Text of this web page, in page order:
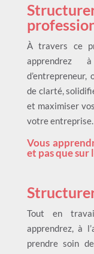
À travers ce
apprendrez
de clarté,
et maximiser
votre entreprise.
Vous
et pas que sur
Tout en
apprendrez, à
prendre soin